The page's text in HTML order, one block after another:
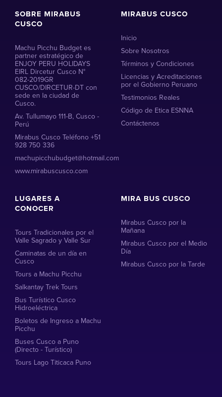
SOBRE MIRABUS
CUSCO
Machu Picchu Budget es
partner estratégico de
ENJOY PERU HOLIDAYS
EIRL Dircetur Cusco N°
082-2019GR
CUSCO/DIRCETUR-DT con
sede en la ciudad de
Cusco.
Av. Tullumayo 111-B, Cusco -
Perú
Mirabus Cusco Teléfono +51
928 750 336
machupicchubudget@hotmail.com
www.mirabuscusco.com
MIRABUS CUSCO
Inicio
Sobre Nosotros
Términos y Condiciones
Licencias y Acreditaciones
por el Gobierno Peruano
Testimonios Reales
Código de Etica ESNNA
Contáctenos
LUGARES A
CONOCER
Tours Tradicionales por el
Valle Sagrado y Valle Sur
Caminatas de un día en
Cusco
Tours a Machu Picchu
Salkantay Trek Tours
Bus Turístico Cusco
Hidroeléctrica
Boletos de Ingreso a Machu
Picchu
Buses Cusco a Puno
(Directo - Turístico)
Tours Lago Titicaca Puno
MIRA BUS CUSCO
Mirabus Cusco por la
Mañana
Mirabus Cusco por el Medio
Día
Mirabus Cusco por la Tarde